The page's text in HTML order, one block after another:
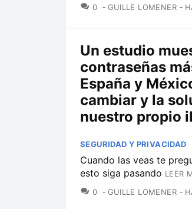
0 COMENTARIOS
GUILLE LOMENER
Un estudio
contraseñas
España y
cambiar y la
nuestro propio
SEGURIDAD Y PRIVACIDAD
Cuando las veas te
esto siga pasando LEER
0 COMENTARIOS
GUILLE LOMENER